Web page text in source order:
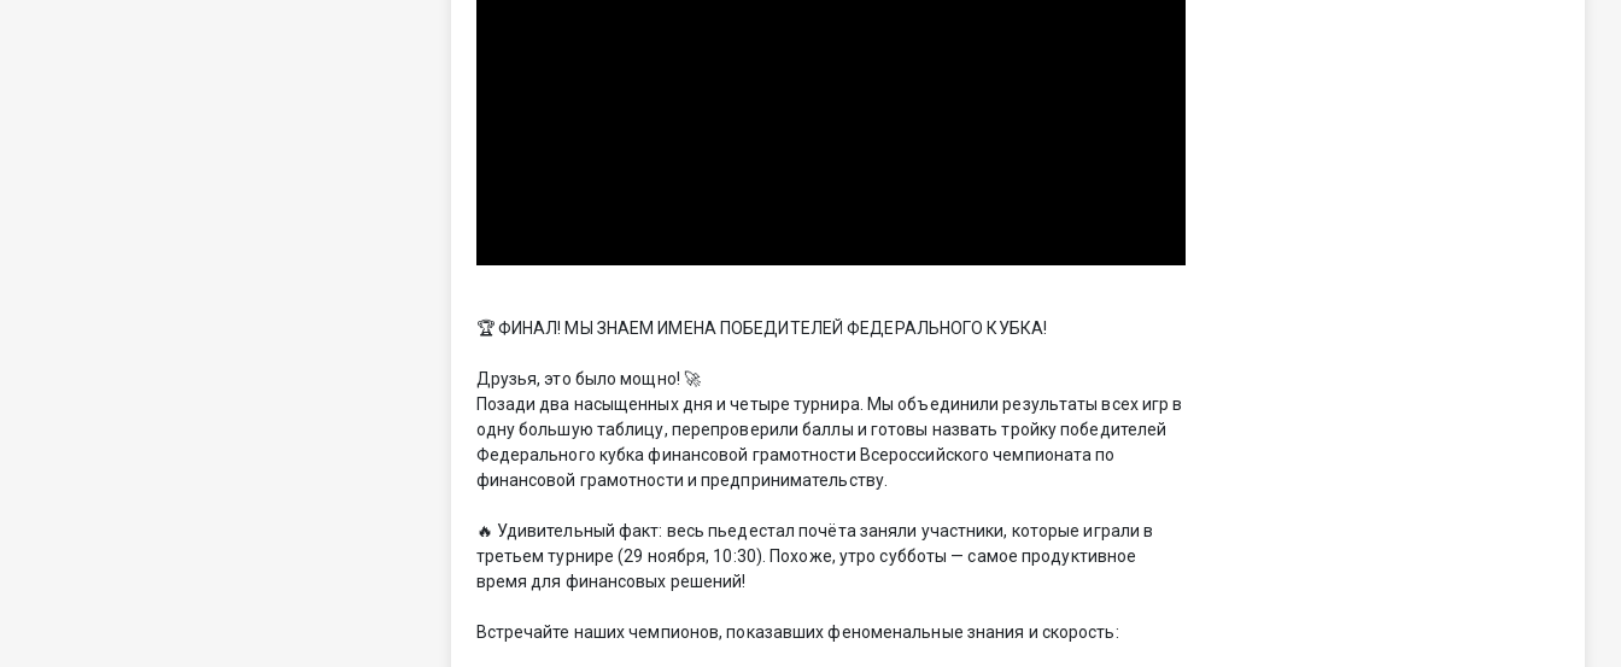
🏆 ФИНАЛ! МЫ ЗНАЕМ ИМЕНА ПОБЕДИТЕЛЕЙ ФЕДЕРАЛЬНОГО КУБКА!
Друзья, это было мощно! 🚀
Позади два насыщенных дня и четыре турнира. Мы объединили результаты всех игр в
одну большую таблицу, перепроверили баллы и готовы назвать тройку победителей
Федерального кубка финансовой грамотности Всероссийского чемпионата по
финансовой грамотности и предпринимательству.
🔥 Удивительный факт: весь пьедестал почёта заняли участники, которые играли в
третьем турнире (29 ноября, 10:30). Похоже, утро субботы — самое продуктивное
время для финансовых решений!
Встречайте наших чемпионов, показавших феноменальные знания и скорость: